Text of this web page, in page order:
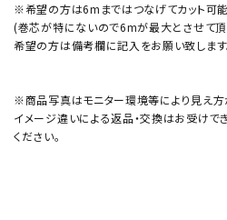
※希望の方は6mまではつなげてカット可能
(巻芯が特にないので6mが最大とさせて頂
希望の方は備考欄に記入をお願い致します
※商品写真はモニター環境等により見え方
イメージ違いによる返品・交換はお受けで
ください。